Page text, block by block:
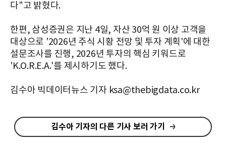
다"고 밝혔다.
한편, 삼성증권은 지난 4일, 자산 30억 원 이상 고객을
대상으로 '2026년 주식 시황 전망 및 투자 계획'에 대한
설문조사를 진행, 2026년 투자의 핵심 키워드로
'K.O.R.E.A.'를 제시하기도 했다.
김수아 빅데이터뉴스 기자 ksa@thebigdata.co.kr
김수아 기자의 다른 기사 보러 가기